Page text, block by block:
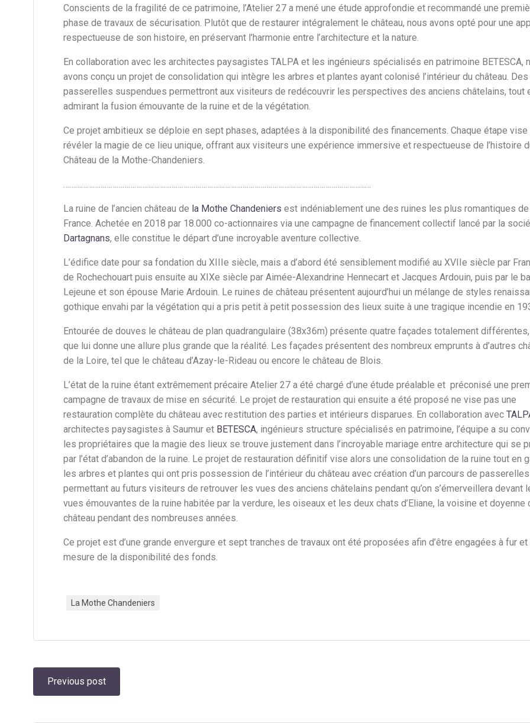
Conscients de la fragilité de ce patrimoine, l’Atelier 27 a mené une étude approfondie et recommandé une
phase de travaux de sécurisation. Plutôt que de restaurer intégralement le château, nous avons opté pour une
respectueuse de son histoire, en préservant l’harmonie entre l’architecture et la nature.
En collaboration avec les architectes paysagistes TALPA et les ingénieurs spécialisés en patrimoine BETESCA,
avons conçu un projet de consolidation qui intègre les arbres et plantes ayant colonisé l’intérieur du château. Des
passerelles suspendues permettront aux visiteurs de redécouvrir les perspectives des anciens châtelains, tout
admirant la fusion émouvante de la ruine et de la végétation.
Ce projet ambitieux se déploie en sept phases, adaptées à la disponibilité des financements. Chaque étape vise
révéler la magie de ce lieu unique, offrant aux visiteurs une expérience immersive et respectueuse de l’histoire
Château de la Mothe-Chandeniers.
…………………………………………………………………………………………………………………………………………
La ruine de l’ancien château de la Mothe Chandeniers est indéniablement une des ruines les plus romantiques
France. Achetée en 2018 par 18.000 co-actionnaires via une campagne de financement collectif lancé par la
Dartagnans, elle constitue le départ d’une incroyable aventure collective.
L’édifice date pour sa fondation du XIIIe siècle, mais a d’abord été sensiblement modifié au XVIIe siècle par
de Rochechouart puis ensuite au XIXe siècle par Aimée-Alexandrine Hennecart et Jacques Ardouin, puis par le
Lejeune et son épouse Marie Ardouin. Le ruines de château présentent aujourd’hui un mélange de styles
gothique envahi par la végétation qui a pris petit à petit possession des lieux suite à une tragique incendie en
Entourée de douves le château de plan quadrangulaire (38x36m) présente quatre façades totalement
que lui donne une allure plus grande que la réalité. Les façades présentent des nombreux emprunts à d’autres
de la Loire, tel que le château d’Azay-le-Rideau ou encore le château de Blois.
L’état de la ruine étant extrêmement précaire Atelier 27 a été chargé d’une étude préalable et préconisé une
campagne de travaux de mise en sécurité. Le projet de restauration qui ensuite a été proposé ne vise pas une
restauration complète du château avec restitution des parties et intérieurs disparues. En collaboration avec
architectes paysagistes à Saumur et BETESCA, ingénieurs structure spécialisés en patrimoine, l’équipe a su
les propriétaires que la magie des lieux se trouve justement dans l’incroyable mariage entre architecture qui se
par l’état d’abandon de la ruine. Le projet de restauration définitif vise alors une consolidation de la ruine tout en
les arbres et plantes qui ont pris possession de l’intérieur du château avec création d’un parcours de passerelles
permettant au futurs visiteurs de retrouver les vues des anciens châtelains pendant qu’on s’émerveillera devant
vues émouvantes de la ruine habitée par la verdure, les oiseaux et les deux chats d’Eliane, la voisine et doyenne
château pendant des nombreuses années.
Ce projet est d’une grande envergure et sept tranches de travaux ont été proposées afin d’être engagées à fur et
mesure de la disponibilité des fonds.
La Mothe Chandeniers
Navigation
Previous post